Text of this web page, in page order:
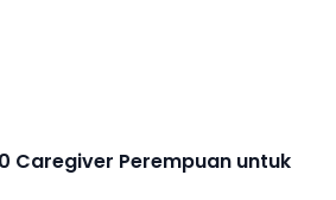
Caregiver Perempuan untuk